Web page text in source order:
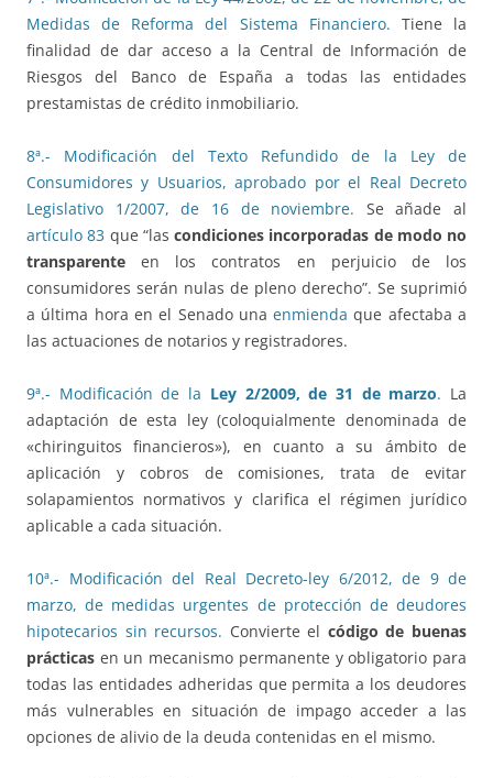
Medidas de Reforma del Sistema Financiero. Tiene la
finalidad de dar acceso a la Central de Información de
Riesgos del Banco de España a todas las entidades
prestamistas de crédito inmobiliario.
8ª.- Modificación del Texto Refundido de la Ley de
Consumidores y Usuarios, aprobado por el Real Decreto
Legislativo 1/2007, de 16 de noviembre. Se añade al
artículo 83 que “las condiciones incorporadas de modo no
transparente en los contratos en perjuicio de los
consumidores serán nulas de pleno derecho”. Se suprimió
a última hora en el Senado unaenmienda que afectaba a
las actuaciones de notarios y registradores.
9ª.- Modificación de la Ley 2/2009, de 31 de marzo. La
adaptación de esta ley (coloquialmente denominada de
«chiringuitos financieros»), en cuanto a su ámbito de
aplicación y cobros de comisiones, trata de evitar
solapamientos normativos y clarifica el régimen jurídico
aplicable a cada situación.
10ª.- Modificación del Real Decreto-ley 6/2012, de 9 de
marzo, de medidas urgentes de protección de deudores
hipotecarios sin recursos. Convierte el código de buenas
prácticas en un mecanismo permanente y obligatorio para
todas las entidades adheridas que permita a los deudores
más vulnerables en situación de impago acceder a las
opciones de alivio de la deuda contenidas en el mismo.